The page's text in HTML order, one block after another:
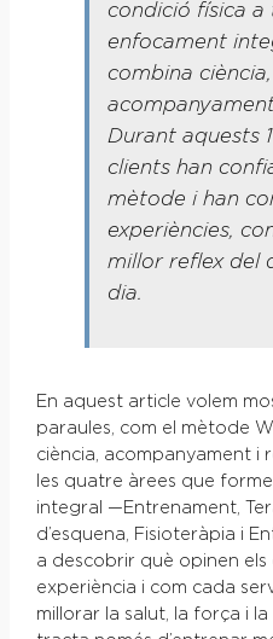
condició física a
enfocament
combina
Durant aquests
clients han
mètode i han
experiències,
millor reflex del
dia.
En aquest article volem
paraules, com el mètode
ciència, acompanyament i
les quatre àrees que
integral —Entrenament,
d’esquena, Fisioteràpia i
a descobrir què opinen els
experiència i com cada
millorar la salut, la força i